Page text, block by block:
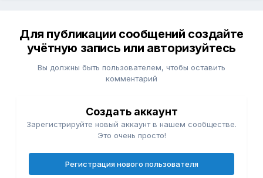
Для публикации сообщений создайте
учётную запись или авторизуйтесь
Вы должны быть пользователем, чтобы оставить
комментарий
Создать аккаунт
Зарегистрируйте новый аккаунт в нашем сообществе.
Это очень просто!
Регистрация нового пользователя